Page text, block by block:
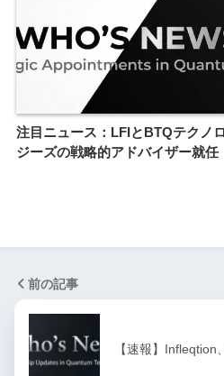
注目ニュース：LFIとBTQテクノロ
ジーズの戦略的アドバイザー就任
前の記事
【速報】